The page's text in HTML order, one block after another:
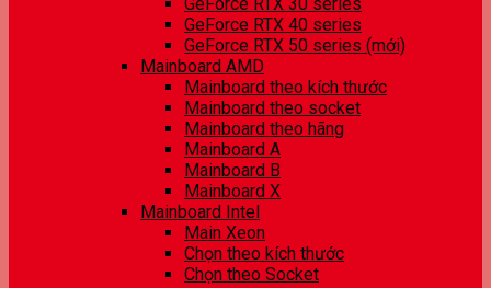
GeForce RTX 40 series
GeForce RTX 50 series (mới)
Mainboard AMD
Mainboard theo kích thước
Mainboard theo socket
Mainboard theo hãng
Mainboard A
Mainboard B
Mainboard X
Mainboard Intel
Main Xeon
Chọn theo kích thước
Chọn theo Socket